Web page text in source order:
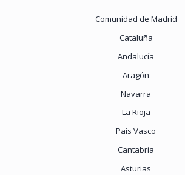
Comunidad de Madrid
Cataluña
Andalucía
Aragón
Navarra
La Rioja
País Vasco
Cantabria
Asturias